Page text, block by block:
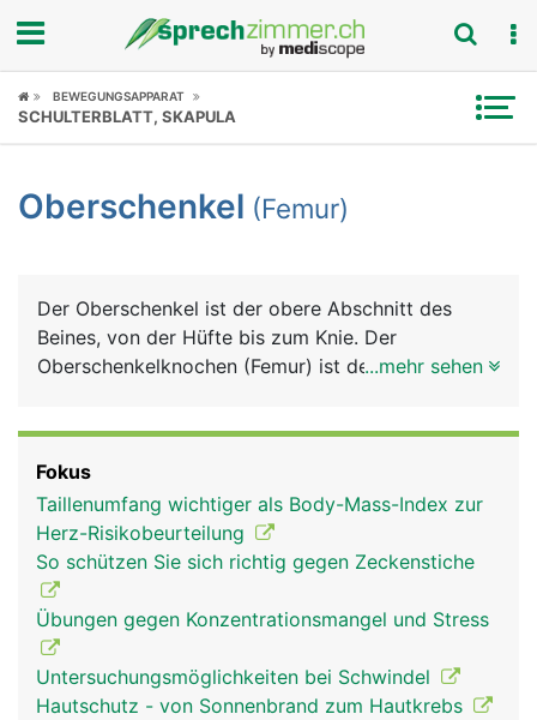
Fokus
Symptome
News
Rubriken
BEWEGUNGSAPPARAT
SCHULTERBLATT, SKAPULA
Oberschenkel (Femur)
Der Oberschenkel ist der obere Abschnitt des
Beines, von der Hüfte bis zum Knie. Der
Oberschenkelknochen (Femur) ist der längste und
besteht von oben nach unten aus dem kugeligen
Kopf (Hüftkopf), einem kurzen Hals
(Schenkelhals), einen langen Schaft und einem
verdickten unteren Ende mit zwei walzenförmigen
Gelenkknorren, die mit dem Schienbein und der
Kniescheibe das Knie bilden. Der Hüftkopf bildet
mit der Hüftpfanne des Beckens das Hüftgelenk.
Der Oberschenkelknochen dient ausserdem als
Befestigungsanker für Bänder und Muskeln.
...mehr sehen
Fokus
Taillenumfang wichtiger als Body-Mass-Index zur
Herz-Risikobeurteilung
So schützen Sie sich richtig gegen Zeckenstiche
Übungen gegen Konzentrationsmangel und Stress
Untersuchungsmöglichkeiten bei Schwindel
Hautschutz - von Sonnenbrand zum Hautkrebs